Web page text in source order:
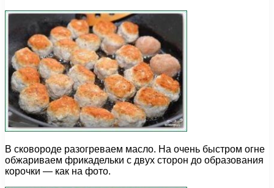
В сковороде разогреваем масло. На очень быстром огне
обжариваем фрикадельки с двух сторон до образования
корочки — как на фото.